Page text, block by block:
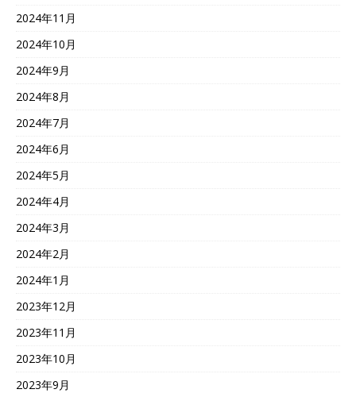
2024年11月
2024年10月
2024年9月
2024年8月
2024年7月
2024年6月
2024年5月
2024年4月
2024年3月
2024年2月
2024年1月
2023年12月
2023年11月
2023年10月
2023年9月